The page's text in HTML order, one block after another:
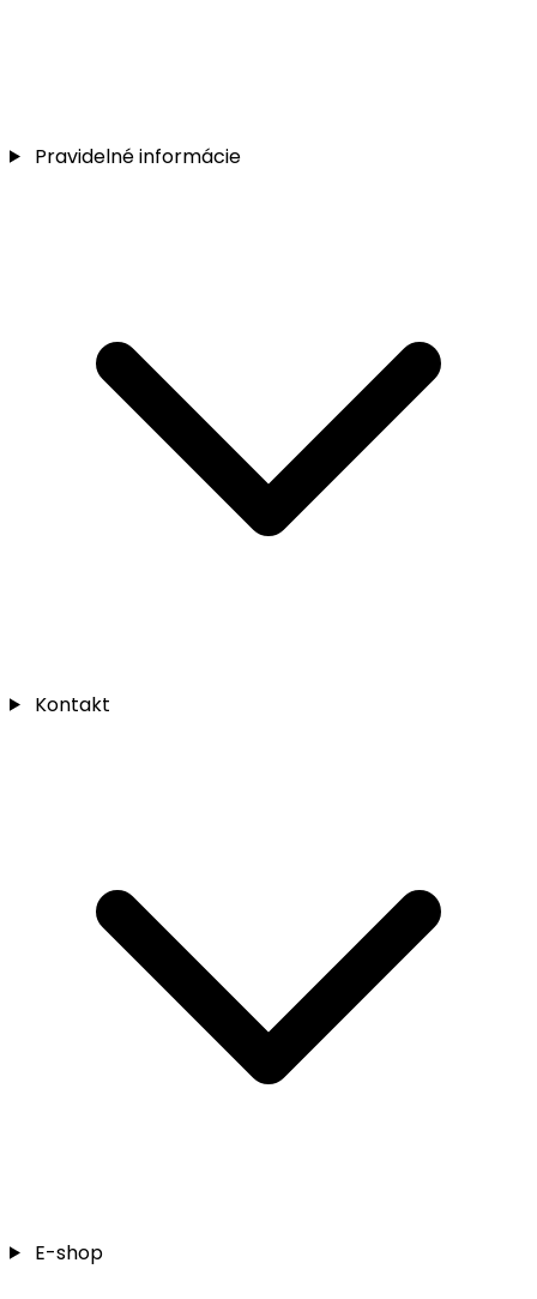
Pravidelné informácie
Kontakt
E-shop